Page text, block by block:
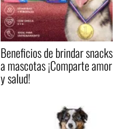
Beneficios de brindar snacks
a mascotas ¡Comparte amor
y salud!